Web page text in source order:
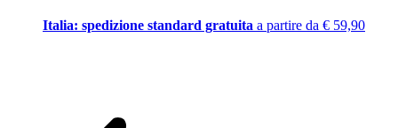
Italia: spedizione standard gratuita a partire da € 59,90